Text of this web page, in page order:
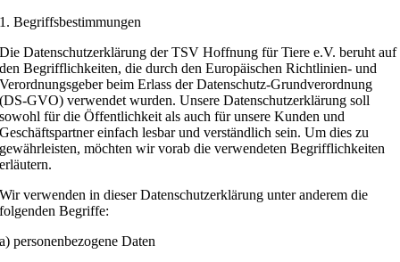
1. Begriffsbestimmungen
Die Datenschutzerklärung der TSV Hoffnung für Tiere e.V. beruht auf
den Begrifflichkeiten, die durch den Europäischen Richtlinien- und
Verordnungsgeber beim Erlass der Datenschutz-Grundverordnung
(DS-GVO) verwendet wurden. Unsere Datenschutzerklärung soll
sowohl für die Öffentlichkeit als auch für unsere Kunden und
Geschäftspartner einfach lesbar und verständlich sein. Um dies zu
gewährleisten, möchten wir vorab die verwendeten Begrifflichkeiten
erläutern.
Wir verwenden in dieser Datenschutzerklärung unter anderem die
folgenden Begriffe:
a) personenbezogene Daten